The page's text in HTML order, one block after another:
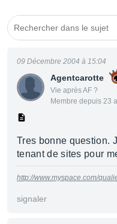
Agentcarotte
Vie après AF ?
Membre depuis 23
09 Décembre 2004 à 15:04
Tres bonne question.
tenant de sites pour
http://www.myspace.com/
signaler